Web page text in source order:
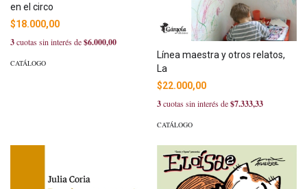
en el circo
$18.000,00
3cuotas sin interés de$6.000,00
CATÁLOGO
Línea maestra y otros relatos,
La
$22.000,00
3cuotas sin interés de$7.333,33
CATÁLOGO